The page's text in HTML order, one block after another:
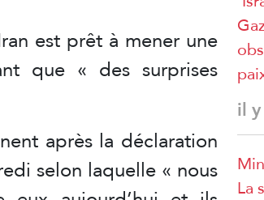
est prêt à mener une
que « des surprises
après la déclaration
selon laquelle « nous
il
La